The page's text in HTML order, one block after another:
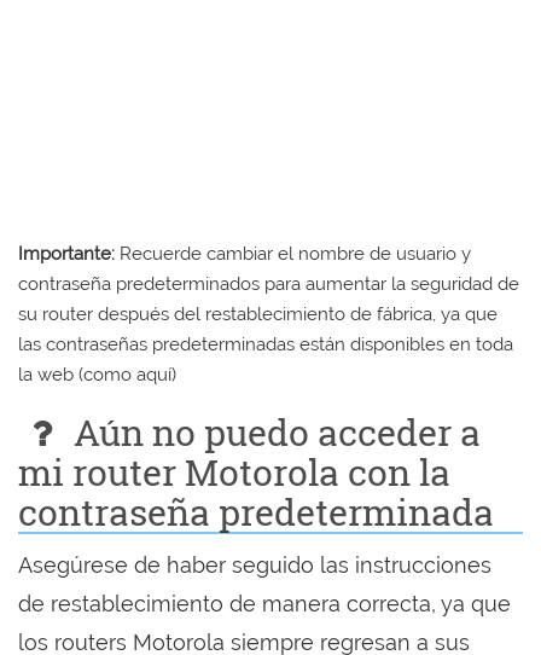
Importante: Recuerde cambiar el nombre de usuario y
contraseña predeterminados para aumentar la seguridad de
su router después del restablecimiento de fábrica, ya que
las contraseñas predeterminadas están disponibles en toda
la web (como aquí)
Aún no puedo acceder a
mi router Motorola con la
contraseña predeterminada
Asegúrese de haber seguido las instrucciones
de restablecimiento de manera correcta, ya que
los routers Motorola siempre regresan a sus